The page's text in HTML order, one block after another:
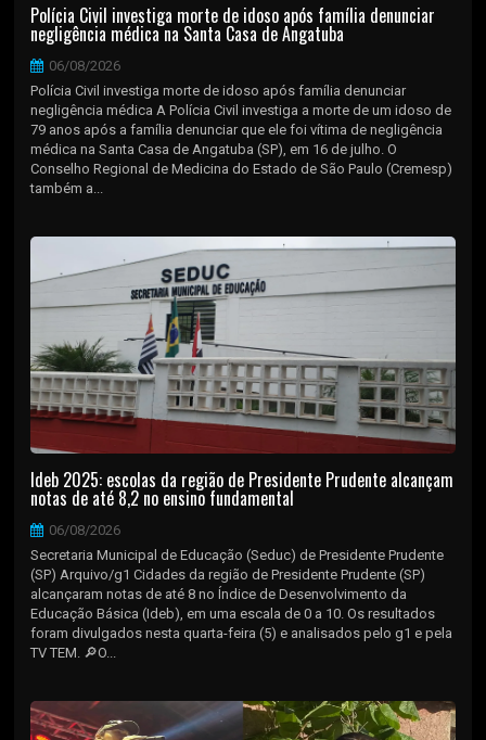
Polícia Civil investiga morte de idoso após família denunciar
negligência médica na Santa Casa de Angatuba
06/08/2026
Polícia Civil investiga morte de idoso após família denunciar
negligência médica A Polícia Civil investiga a morte de um idoso de
79 anos após a família denunciar que ele foi vítima de negligência
médica na Santa Casa de Angatuba (SP), em 16 de julho. O
Conselho Regional de Medicina do Estado de São Paulo (Cremesp)
também a...
Ideb 2025: escolas da região de Presidente Prudente alcançam
notas de até 8,2 no ensino fundamental
06/08/2026
Secretaria Municipal de Educação (Seduc) de Presidente Prudente
(SP) Arquivo/g1 Cidades da região de Presidente Prudente (SP)
alcançaram notas de até 8 no Índice de Desenvolvimento da
Educação Básica (Ideb), em uma escala de 0 a 10. Os resultados
foram divulgados nesta quarta-feira (5) e analisados pelo g1 e pela
TV TEM. 🔎O...